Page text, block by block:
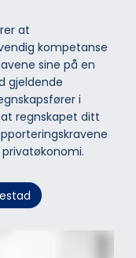
at
kompetanse
sine på en
gjeldende
i
regnskapet ditt